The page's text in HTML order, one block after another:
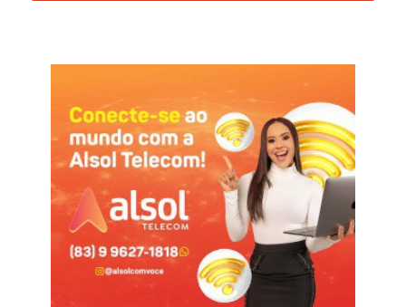
A medida, assinada pelo secretário de Administração, André
Freitas, oficializada por meio de Portaria e publicada no Diário
Oficial do Estado desta quinta-feira (16), se aplica aos órgãos
da Administração Direta e Indireta.
De acordo com a portaria, o ponto facultativo não se aplica
aos serviços considerados essenciais, que deverão manter
seu funcionamento regular para garantir a continuidade do
atendimento à população.